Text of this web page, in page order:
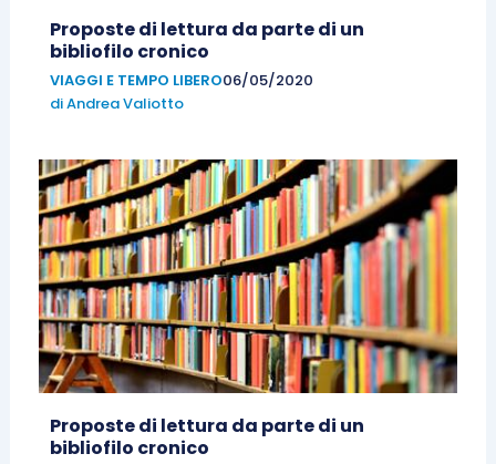
Proposte di lettura da parte di un
bibliofilo cronico
VIAGGI E TEMPO LIBERO06/05/2020
diAndrea Valiotto
Proposte di lettura da parte di un
bibliofilo cronico